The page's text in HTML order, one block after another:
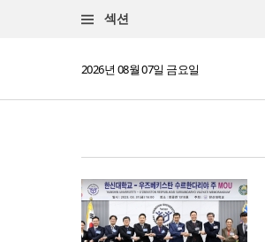
섹션
2026년 08월 07일 금요일